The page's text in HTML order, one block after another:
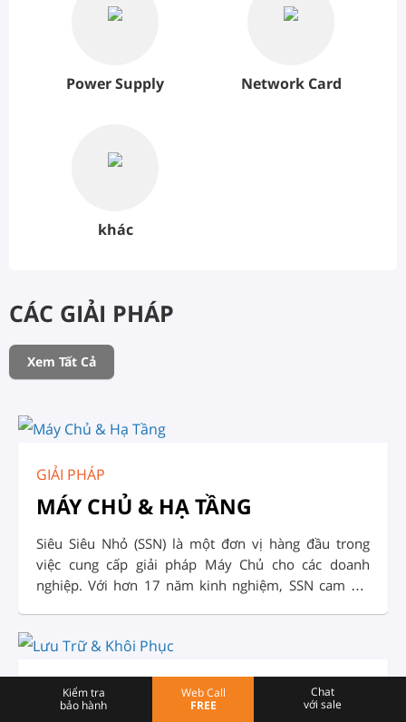
Power Supply Network Card
khác
CÁC GIẢI PHÁP
Xem Tất Cả
GIẢI PHÁP
MÁY CHỦ & HẠ TẦNG
Siêu Siêu Nhỏ (SSN) là một đơn vị hàng đầu trong
việc cung cấp giải pháp Máy Chủ cho các doanh
nghiệp. Với hơn 17 năm kinh nghiệm, SSN cam kết
triển khai, lắp đặt, cấu hình và vận hành hệ thống
GIẢI PHÁP
Kiểm tra
bảo hành
Web Call
FREE
Chat
với sale